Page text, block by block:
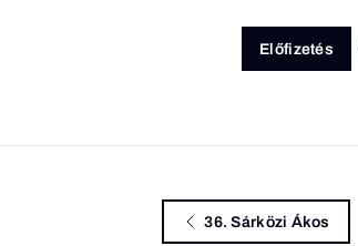
Előfizetés
36. Sárközi Ákos